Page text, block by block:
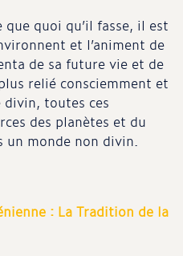
que quoi qu’il fasse, il est
et l’animent de
de sa future vie et de
relié consciemment et
divin, toutes ces
des planètes et du
un monde non divin.
: La Tradition de la